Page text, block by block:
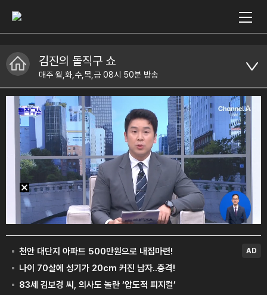
김진의 돌직구 쇼
매주 월,화,수,목,금 08시 50분 방송